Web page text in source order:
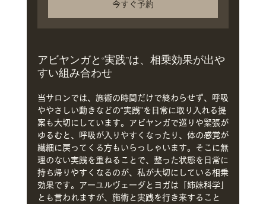
今すぐ予約
アビヤンガと“実践”は、相乗効果が出や
すい組み合わせ
当サロンでは、施術の時間だけで終わらせず、呼吸
ややさしい動きなどの“実践”を日常に取り入れる提
案も大切にしています。アビヤンガで巡りや緊張が
ゆるむと、呼吸が入りやすくなったり、体の感覚が
繊細に戻ってくる方もいらっしゃいます。そこに無
理のない実践を重ねることで、整った状態を日常に
持ち帰りやすくなるのが、私が大切にしている相乗
効果です。アーユルヴェーダとヨガは「姉妹科学」
とも言われますが、施術と実践を行き来すること